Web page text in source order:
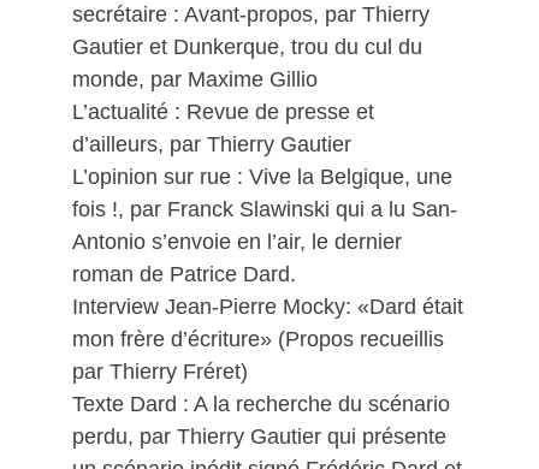
secrétaire : Avant-propos, par Thierry
Gautier et Dunkerque, trou du cul du
monde, par Maxime Gillio
L’actualité : Revue de presse et
d’ailleurs, par Thierry Gautier
L’opinion sur rue : Vive la Belgique, une
fois !, par Franck Slawinski qui a lu San-
Antonio s’envoie en l’air, le dernier
roman de Patrice Dard.
Interview Jean-Pierre Mocky: «Dard était
mon frère d’écriture» (Propos recueillis
par Thierry Fréret)
Texte Dard : A la recherche du scénario
perdu, par Thierry Gautier qui présente